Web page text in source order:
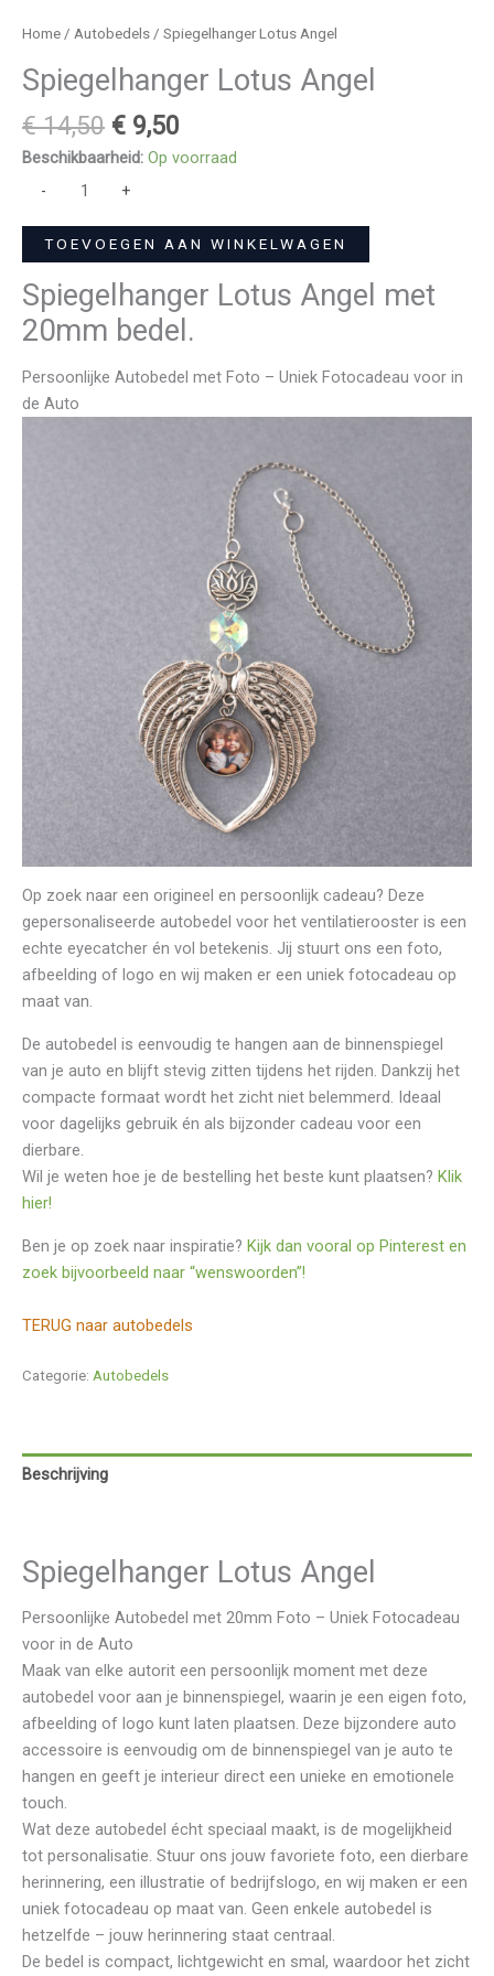
Home / Autobedels / Spiegelhanger Lotus Angel
Spiegelhanger Lotus Angel
€14,50 € 9,50
Beschikbaarheid: Op voorraad
-
+
TOEVOEGEN AAN WINKELWAGEN
Spiegelhanger Lotus Angel met
20mm bedel.
Persoonlijke Autobedel met Foto – Uniek Fotocadeau voor in
de Auto
Op zoek naar een origineel en persoonlijk cadeau? Deze
gepersonaliseerde autobedel voor het ventilatierooster is een
echte eyecatcher én vol betekenis. Jij stuurt ons een foto,
afbeelding of logo en wij maken er een uniek fotocadeau op
maat van.
De autobedel is eenvoudig te hangen aan de binnenspiegel
van je auto en blijft stevig zitten tijdens het rijden. Dankzij het
compacte formaat wordt het zicht niet belemmerd. Ideaal
voor dagelijks gebruik én als bijzonder cadeau voor een
dierbare.
Wil je weten hoe je de bestelling het beste kunt plaatsen? Klik
hier!
Ben je op zoek naar inspiratie? Kijk dan vooral op Pinterest en
zoek bijvoorbeeld naar “wenswoorden”!
TERUG naar autobedels
Categorie: Autobedels
Beschrijving
Spiegelhanger Lotus Angel
Persoonlijke Autobedel met 20mm Foto – Uniek Fotocadeau
voor in de Auto
Maak van elke autorit een persoonlijk moment met deze
autobedel voor aan je binnenspiegel, waarin je een eigen foto,
afbeelding of logo kunt laten plaatsen. Deze bijzondere auto
accessoire is eenvoudig om de binnenspiegel van je auto te
hangen en geeft je interieur direct een unieke en emotionele
touch.
Wat deze autobedel écht speciaal maakt, is de mogelijkheid
tot personalisatie. Stuur ons jouw favoriete foto, een dierbare
herinnering, een illustratie of bedrijfslogo, en wij maken er een
uniek fotocadeau op maat van. Geen enkele autobedel is
hetzelfde – jouw herinnering staat centraal.
De bedel is compact, lichtgewicht en smal, waardoor het zicht